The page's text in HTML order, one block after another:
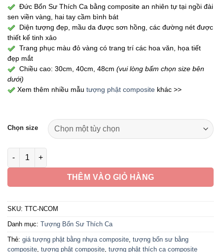
1,990,000 ₫
2,590,000 ₫
Đức Bổn Sư Thích Ca bằng composite an nhiên tự tại ngồi đài
sen viền vàng, hai tay cầm bình bát
Diện tượng đẹp, mầu da được sơn hồng, các đường nét được
thiết kế tinh xảo
Trang phục màu đỏ vàng có trang trí các hoa văn, họa tiết
đẹp mắt
Chiều cao: 30cm, 40cm, 48cm (vui lòng bấm chọn size bên
dưới)
Xem thêm nhiều mẫu tượng phật composite khác >>
Chọn size
Tượng Bổn Sư Thích Ca Ngồi Áo Đỏ Chất Liệu Composite,
THÊM VÀO GIỎ HÀNG
SKU: TTC-NCOM
Danh mục: Tượng Bổn Sư Thích Ca
Thẻ: giá tượng phật bằng nhựa composite tượng bổn sư bằng
composite tượng phật composite tượng phật thích ca composite